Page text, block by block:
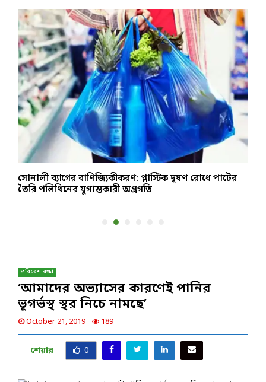
সোনালী ব্যাগের বাণিজ্যিকীকরণ: প্লাস্টিক দূষণ রোধে পাটের
তৈরি পলিথিনের যুগান্তকারী অগ্রগতি
পরিবেশ রক্ষা
‘আমাদের অভ্যাসের কারণেই পানির
ভূগর্ভস্থ স্থর নিচে নামছে’
October 21, 2019 189
শেয়ার 0